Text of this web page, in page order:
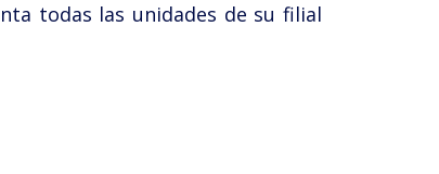
todas las unidades de su filial